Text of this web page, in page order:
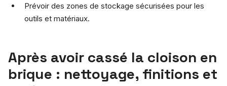
Prévoir des zones de stockage sécurisées pour les
outils et matériaux.
Après avoir cassé la cloison en
brique : nettoyage, finitions et